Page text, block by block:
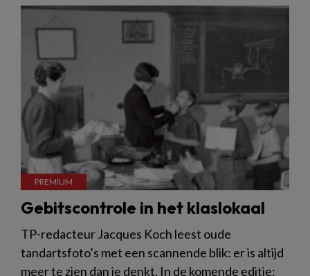
Gebitscontrole in het klaslokaal
TP-redacteur Jacques Koch leest oude
tandartsfoto’s met een scannende blik: er is altijd
meer te zien dan je denkt. In de komende editie: